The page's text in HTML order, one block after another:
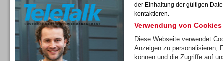
Inbound
der Einhaltung der gültigen
kontaktieren.
Verwendung von Cookies
Diese Webseite verwendet
Anzeigen zu personalisieren,
können und die Zugriffe auf